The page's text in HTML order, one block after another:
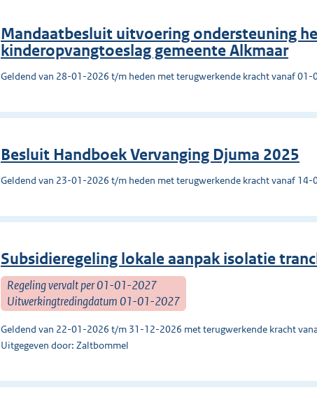
Mandaatbesluit uitvoering ondersteuning
kinderopvangtoeslag gemeente Alkmaar
Geldend van 28-01-2026 t/m heden met terugwerkende kracht vanaf 01-
Besluit Handboek Vervanging Djuma 2025
Geldend van 23-01-2026 t/m heden met terugwerkende kracht vanaf 14-
Subsidieregeling lokale aanpak isolatie
Regeling vervalt per 01-01-2027
Uitwerkingtredingdatum 01-01-2027
Geldend van 22-01-2026 t/m 31-12-2026 met terugwerkende kracht
Uitgegeven door: Zaltbommel